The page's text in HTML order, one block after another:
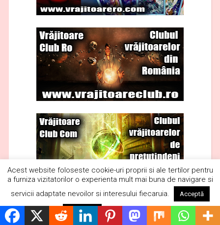
Acest website foloseste cookie-uri proprii si ale tertilor pentru
a furniza vizitatorilor o experienta mult mai buna de navigare si
servicii adaptate nevoilor si interesului fiecaruia.
Acceptă
Respinge Citește mai mult